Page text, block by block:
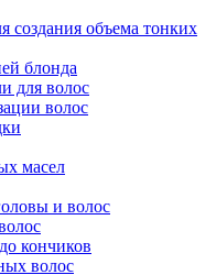
объема тонких
блонда
для волос
волос
масел
и волос
кончиков
волос